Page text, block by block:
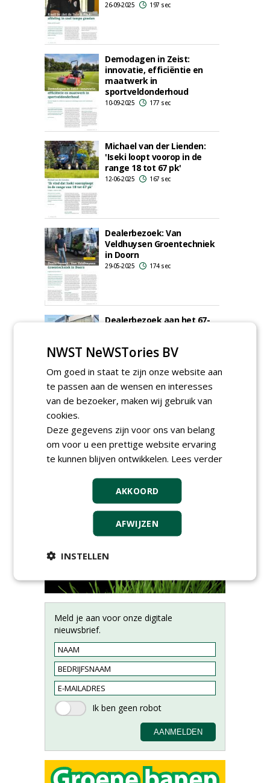
26-09-2025 197 sec
Demodagen in Zeist:
innovatie, efficiëntie en
maatwerk in
sportveldonderhoud
10-09-2025 177 sec
Michael van der Lienden:
'Iseki loopt voorop in de
range 18 tot 67 pk'
12-06-2025 167 sec
Dealerbezoek: Van
Veldhuysen Groentechniek
in Doorn
29-05-2025 174 sec
Dealerbezoek aan het 67-
29-04-2025 179 sec
1
Meld je aan voor onze digitale
nieuwsbrief.
NWST NeWSTories BV
Om goed in staat te zijn onze website aan
te passen aan de wensen en interesses
van de bezoeker, maken wij gebruik van
cookies.
Deze gegevens zijn voor ons van belang
om voor u een prettige website ervaring
te kunnen blijven ontwikkelen. Lees verder
AKKOORD
AFWIJZEN
INSTELLEN